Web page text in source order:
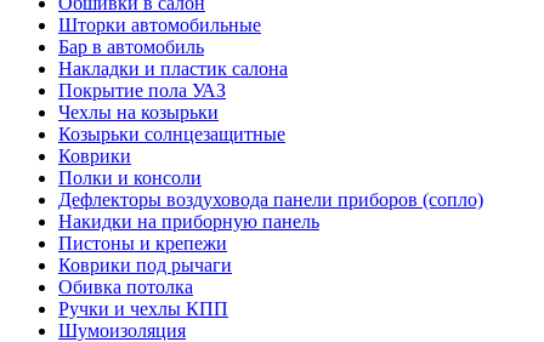
Шторки автомобильные
Бар в автомобиль
Накладки и пластик салона
Покрытие пола УАЗ
Чехлы на козырьки
Козырьки солнцезащитные
Коврики
Полки и консоли
Дефлекторы воздуховода панели приборов (сопло)
Накидки на приборную панель
Пистоны и крепежи
Коврики под рычаги
Обивка потолка
Ручки и чехлы КПП
Шумоизоляция